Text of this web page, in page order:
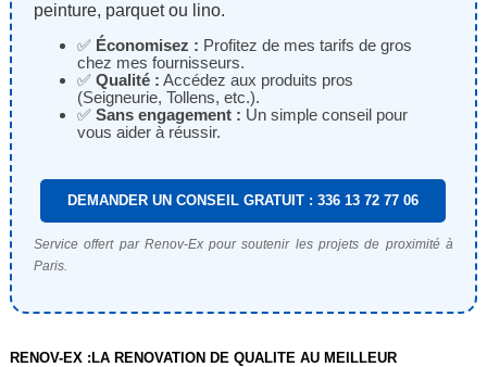
peinture, parquet ou lino.
✅ Économisez : Profitez de mes tarifs de gros
chez mes fournisseurs.
✅ Qualité : Accédez aux produits pros
(Seigneurie, Tollens, etc.).
✅ Sans engagement : Un simple conseil pour
vous aider à réussir.
DEMANDER UN CONSEIL GRATUIT : 336 13 72 77 06
Service offert par Renov-Ex pour soutenir les projets de proximité à
Paris.
RENOV-EX :LA RENOVATION DE QUALITE AU MEILLEUR